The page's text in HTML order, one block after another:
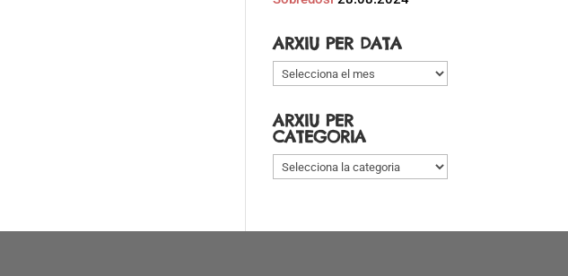
ARXIU PER DATA
Arxiu
per
ARXIU PER
CATEGORIA
Arxiu
per